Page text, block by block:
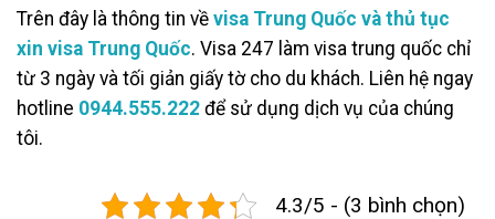
Trên đây là thông tin về visa Trung Quốc và thủ tục
xin visa Trung Quốc. Visa 247 làm visa trung quốc chỉ
từ 3 ngày và tối giản giấy tờ cho du khách. Liên hệ ngay
hotline 0944.555.222 để sử dụng dịch vụ của chúng
tôi.
4.3/5 - (3 bình chọn)